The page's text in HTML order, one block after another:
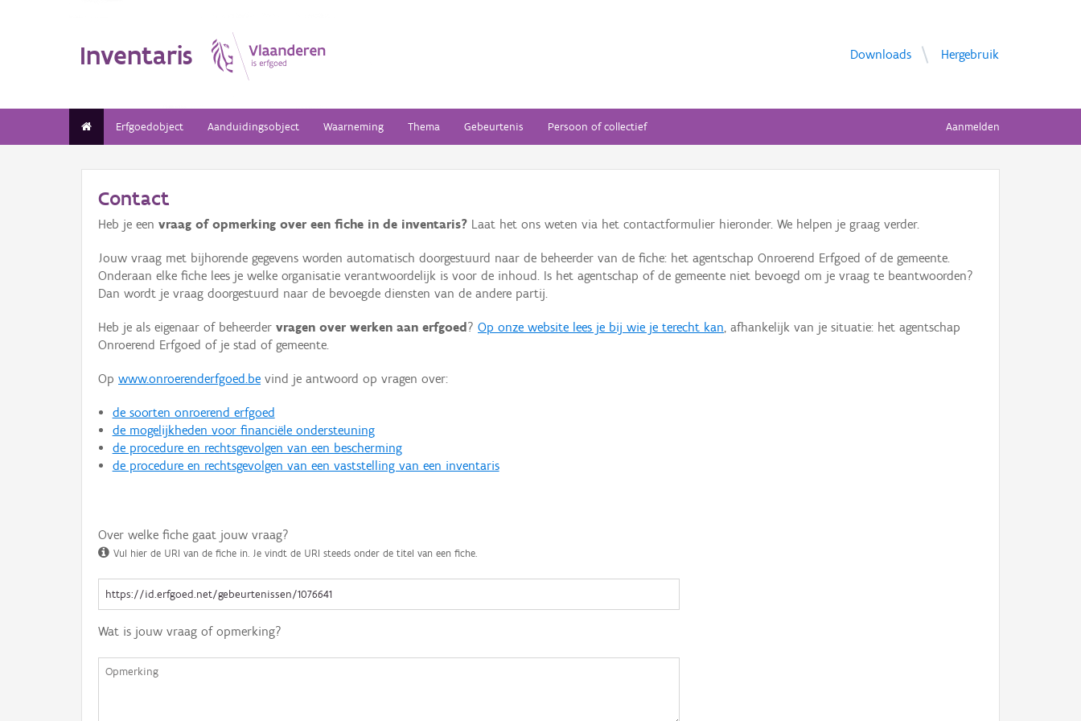
Inventaris Downloads Hergebruik
Erfgoedobject Aanduidingsobject Waarneming Thema Gebeurtenis Persoon of collectief Aanmelden
Contact
Heb je een vraag of opmerking over een fiche in de inventaris? Laat het ons weten via het contactformulier hieronder. We helpen je graag verder.
Jouw vraag met bijhorende gegevens worden automatisch doorgestuurd naar de beheerder van de fiche: het agentschap Onroerend Erfgoed of de gemeente.
Onderaan elke fiche lees je welke organisatie verantwoordelijk is voor de inhoud. Is het agentschap of de gemeente niet bevoegd om je vraag te beantwoorden?
Dan wordt je vraag doorgestuurd naar de bevoegde diensten van de andere partij.
Heb je als eigenaar of beheerder vragen over werken aan erfgoed ? Op onze website lees je bij wie je terecht kan, afhankelijk van je situatie: het agentschap
Onroerend Erfgoed of je stad of gemeente.
Op www.onroerenderfgoed.be vind je antwoord op vragen over:
de soorten onroerend erfgoed
de mogelijkheden voor financiële ondersteuning
de procedure en rechtsgevolgen van een bescherming
de procedure en rechtsgevolgen van een vaststelling van een inventaris
Over welke fiche gaat jouw vraag?
Vul hier de URI van de fiche in. Je vindt de URI steeds onder de titel van een fiche.
Wat is jouw vraag of opmerking?